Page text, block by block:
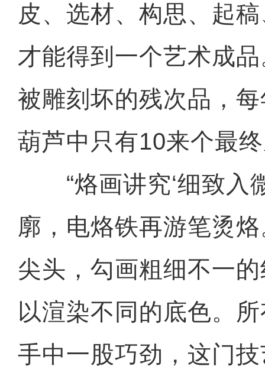
皮、选材、构思、起
才能得到一个艺术成
被雕刻坏的残次品，
葫芦中只有10来个最
“烙画讲究‘细致入
廓，电烙铁再游笔烫
尖头，勾画粗细不一
以渲染不同的底色。
手中一股巧劲，这门